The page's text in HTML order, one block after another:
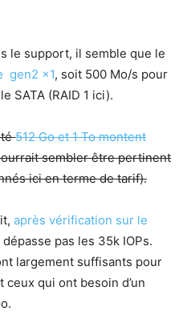
le support, il semble que le
gen2 x1, soit 500 Mo/s pour
SATA (RAID 1 ici).
512 Go et 1 To montent
sembler être pertinent
ici en terme de tarif).
après vérification sur le
pas les 35k IOPs.
largement suffisants pour
ceux qui ont besoin d’un